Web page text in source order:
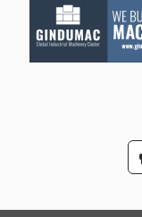
Scania Tipper
Schneider
Windmöller &